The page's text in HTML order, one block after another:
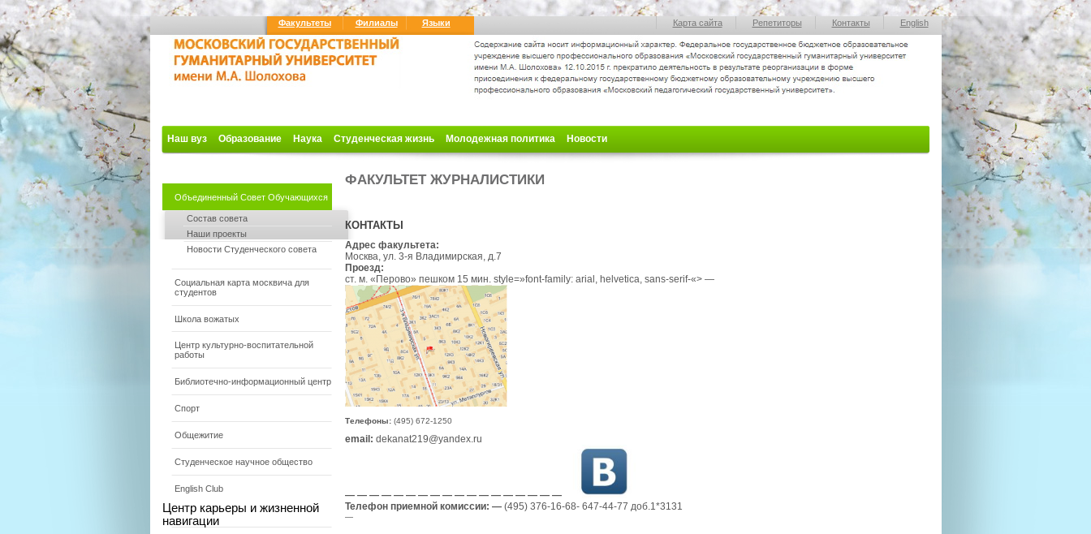
Факультеты Филиалы Языки Карта сайта Репетиторы Контакты English
Наш вуз Образование Наука Студенческая жизнь Молодежная политика Новости
Объединенный Совет Обучающихся
Состав совета
Наши проекты
Новости Студенческого совета
Социальная карта москвича для
студентов
Школа вожатых
Центр культурно-воспитательной
работы
Библиотечно-информационный центр
Спорт
Общежитие
Студенческое научное общество
English Club
Центр карьеры и жизненной
навигации
ФАКУЛЬТЕТ ЖУРНАЛИСТИКИ
КОНТАКТЫ
Адрес факультета:
Москва, ул. 3-я Владимирская, д.7
Проезд:
ст. м. «Перово» пешком 15 мин.style=»font-family: arial, helvetica, sans-serif-«> —
Телефоны:(495) 672-1250
email: dekanat219@yandex.ru
— — — — — — — — — — — — — — — — — —
Телефон приемной комиссии: —(495) 376-16-68- 647-44-77 доб.1*3131
—